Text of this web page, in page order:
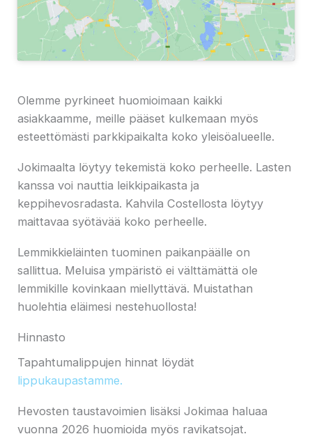
Olemme pyrkineet huomioimaan kaikki
asiakkaamme, meille pääset kulkemaan myös
esteettömästi parkkipaikalta koko yleisöalueelle.
Jokimaalta löytyy tekemistä koko perheelle. Lasten
kanssa voi nauttia leikkipaikasta ja
keppihevosradasta. Kahvila Costellosta löytyy
maittavaa syötävää koko perheelle.
Lemmikkieläinten tuominen paikanpäälle on
sallittua. Meluisa ympäristö ei välttämättä ole
lemmikille kovinkaan miellyttävä. Muistathan
huolehtia eläimesi nestehuollosta!
Hinnasto
Tapahtumalippujen hinnat löydät
lippukaupastamme.
Hevosten taustavoimien lisäksi Jokimaa haluaa
vuonna 2026 huomioida myös ravikatsojat.